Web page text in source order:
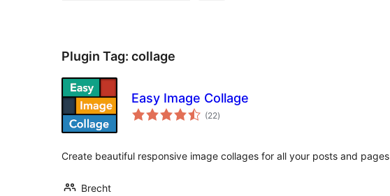
Plugin Tag: collage
Easy Image Collage
(22total
ratings
)
Create beautiful responsive image collages for all your posts and pages
Brecht